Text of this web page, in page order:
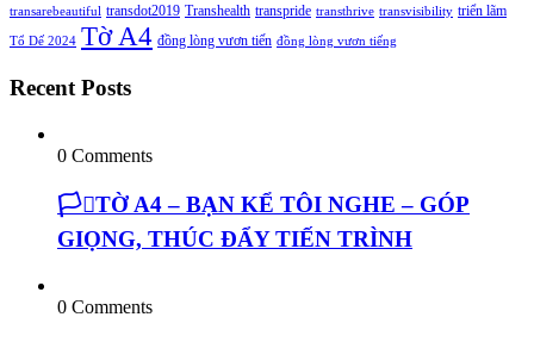
transarebeautiful transdot2019 Transhealth transpride transthrive transvisibility triển lãm
Tổ Dế 2024 Tờ A4 đồng lòng vươn tiến đồng lòng vươn tiếng
Recent Posts
0 Comments
🏳️‍⚧️TỜ A4 – BẠN KỂ TÔI NGHE – GÓP
GIỌNG, THÚC ĐẨY TIẾN TRÌNH
0 Comments